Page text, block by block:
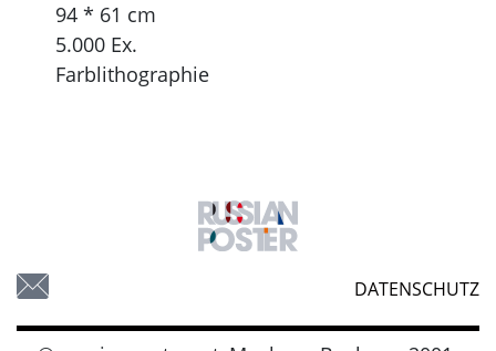
94 * 61 cm
5.000 Ex.
Farblithographie
DATENSCHUTZ